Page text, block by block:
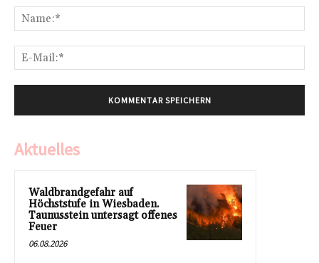
Aktuelles
Waldbrandgefahr auf
Höchststufe in Wiesbaden.
Taunusstein untersagt offenes
Feuer
06.08.2026